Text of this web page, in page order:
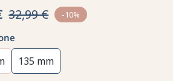
32,99 € -10%
135 mm